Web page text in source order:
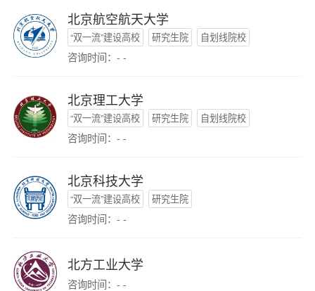
北京航空航天大学
“双一流”建设高校 研究生院 自划线院校
咨询时间：- -
北京理工大学
“双一流”建设高校 研究生院 自划线院校
咨询时间：- -
北京科技大学
“双一流”建设高校 研究生院
咨询时间：- -
北方工业大学
咨询时间：- -